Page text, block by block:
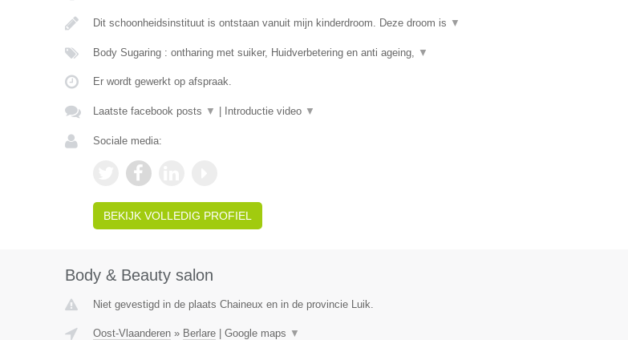
Dit schoonheidsinstituut is ontstaan vanuit mijn kinderdroom. Deze droom is ▼
Body Sugaring : ontharing met suiker, Huidverbetering en anti ageing, ▼
Er wordt gewerkt op afspraak.
Laatste facebook posts ▼ Introductie video ▼
Sociale media:
BEKIJK VOLLEDIG PROFIEL
Body & Beauty salon
Niet gevestigd in de plaats Chaineux en in de provincie Luik.
Oost-Vlaanderen» Berlare| Google maps ▼